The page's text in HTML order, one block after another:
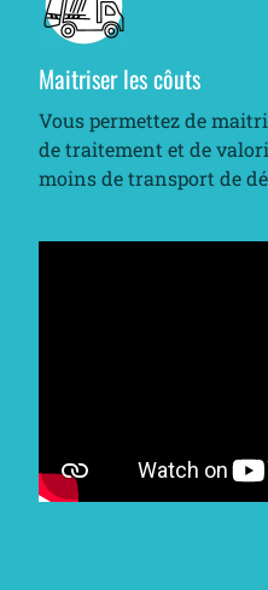
Maitriser les côuts
Vous permettez de
de traitement et de
moins de transport de